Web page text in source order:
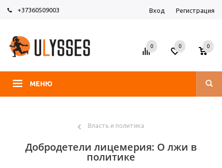
+37360509003 Вход Регистрация
МЕНЮ
0 0 0
Власть и политика
Добродетели лицемерия: О лжи в
политике